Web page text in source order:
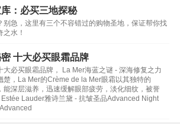
：必买三地探秘
别急，这里有三个不容错过的购物圣地，保证帮你找
水！
十大必买眼霜品牌
大必买眼霜品牌， La Mer海蓝之谜 - 深海修复之力
楚，La Mer的Crème de la Mer眼霜以其独特的
能深层滋养，迅速缓解眼部疲劳，淡化细纹，被誉
Estée Lauder雅诗兰黛 - 抗皱圣品Advanced Night